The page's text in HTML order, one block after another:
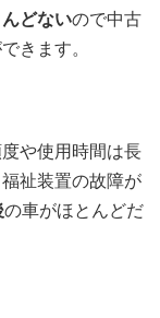
どないので中古
きます。
や使用時間は長
祉装置の故障が
の車がほとんどだ